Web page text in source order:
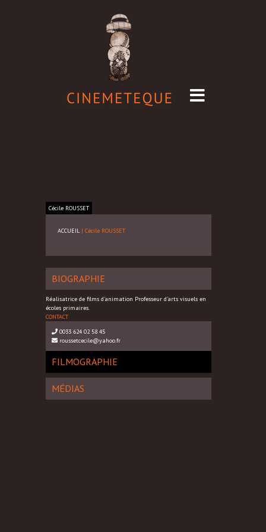
Cécile ROUSSET
ACCUEIL | Cécile ROUSSET
BIOGRAPHIE
Réalisatrice de films d'animation Professeur d'arts visuels en
écoles primaires.
CONTACT
0033 624 02 58 45
roussetcecile@yahoo.fr
FILMOGRAPHIE
MÉDIAS